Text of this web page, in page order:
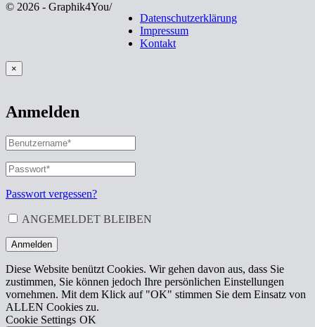
© 2026 - Graphik4You/
Datenschutzerklärung
Impressum
Kontakt
×
Anmelden
BENUTZERNAME
ODER
E-
MAIL-
ADRESSE*
ERFORDERLICH
PASSWORT
ERFORDERLICH
Passwort vergessen?
ANGEMELDET BLEIBEN
Anmelden
Diese Website benützt Cookies. Wir gehen davon aus, dass Sie
zustimmen, Sie können jedoch Ihre persönlichen Einstellungen
vornehmen. Mit dem Klick auf "OK" stimmen Sie dem Einsatz von
ALLEN Cookies zu.
Cookie Settings OK